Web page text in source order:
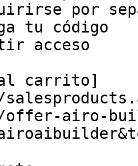
por
tu código
acceso
carrito]
offer-airo-